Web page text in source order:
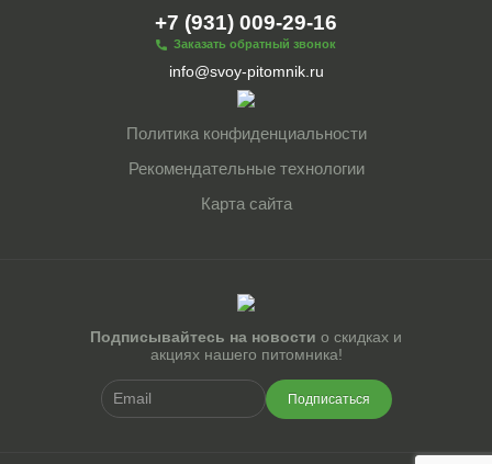
+7 (931) 009-29-16
Заказать обратный звонок
info@svoy-pitomnik.ru
Политика конфиденциальности
Рекомендательные технологии
Карта сайта
Подписывайтесь на новости о скидках и
акциях нашего питомника!
Подписаться